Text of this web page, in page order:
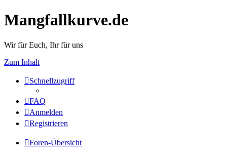
Mangfallkurve.de
Wir für Euch, Ihr für uns
Zum Inhalt
Schnellzugriff
FAQ
Anmelden
Registrieren
Foren-Übersicht